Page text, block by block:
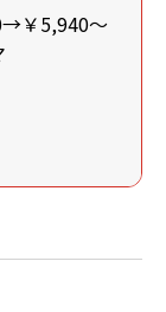
￥5,940～